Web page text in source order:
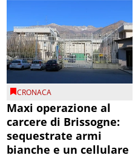
CRONACA
Maxi operazione al
carcere di Brissogne:
sequestrate armi
bianche e un cellulare